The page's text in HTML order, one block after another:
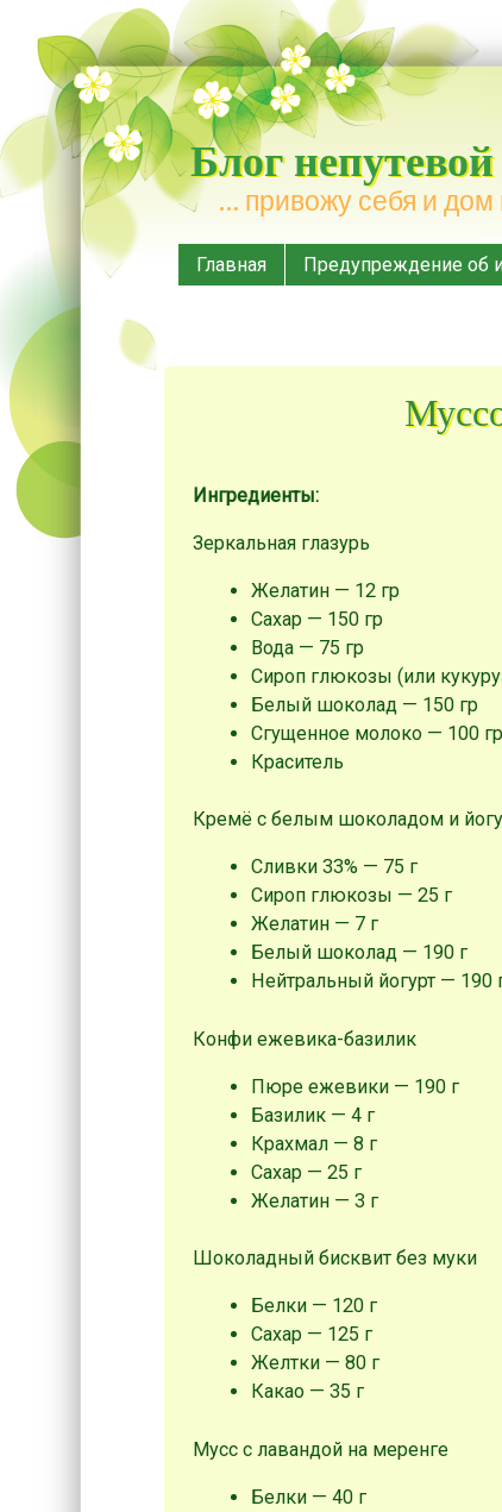
Блог
… привожу себя и дом
Меню
Наверх
Главная Предупреждение об
Ингредиенты:
Зеркальная глазурь
Желатин — 12 гр
Сахар — 150 гр
Вода — 75 гр
Сироп глюкозы (или
Белый шоколад — 150 гр
Сгущенное молоко — 100 гр
Краситель
Кремё с белым шоколадом и
Сливки 33% — 75 г
Сироп глюкозы — 25 г
Желатин — 7 г
Белый шоколад — 190 г
Нейтральный йогурт — 190
Конфи ежевика-базилик
Пюре ежевики — 190 г
Базилик — 4 г
Крахмал — 8 г
Сахар — 25 г
Желатин — 3 г
Шоколадный бисквит без муки
Белки — 120 г
Сахар — 125 г
Желтки — 80 г
Какао — 35 г
Мусс с лавандой на меренге
Белки — 40 г